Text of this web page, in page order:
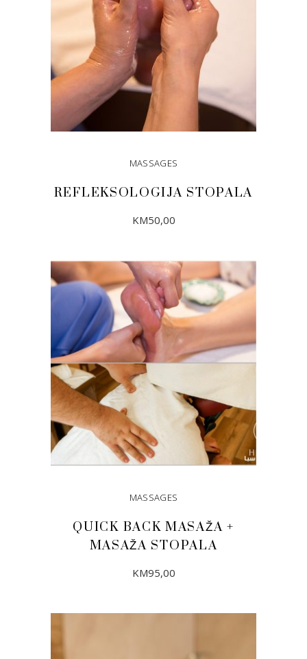
MASSAGES
REFLEKSOLOGIJA STOPALA
KM50,00
DODAJ U KORPU
MASSAGES
QUICK BACK MASAŽA +
MASAŽA STOPALA
KM95,00